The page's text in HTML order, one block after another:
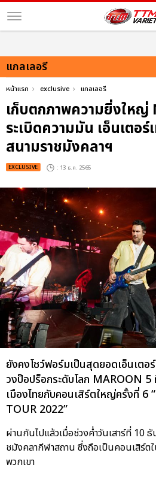
แกลเลอรี
หน้าแรก exclusive แกลเลอรี
เก็บตกภาพความยิ่งใหญ่
ระเบิดความมัน เอ็นเตอ
สนามราชมังคลาฯ
EXCLUSIVE : 13 ธ.ค. 2565
ยังคงโชว์ฟอร์มเป็นสุดยอดเอ็นเตอ
วงป็อปร็อกระดับโลก MAROON 5
เมืองไทยกับคอนเสิร์ตใหญ่ครั้งที่ 6
TOUR 2022”
ผ่านกันไปแล้วเมื่อช่วงค่ำวันเสาร์ที่ 10
ชมังคลากีฬาสถาน ซึ่งถือเป็นคอนเสิร์
พวกเขา